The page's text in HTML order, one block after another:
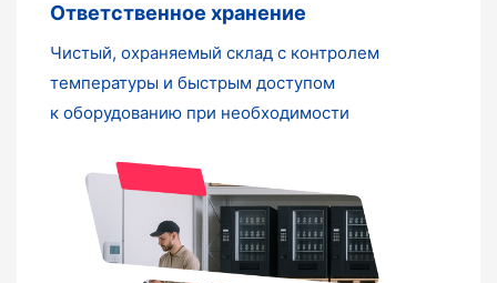
Ответственное хранение
Чистый, охраняемый склад с контролем
температуры и быстрым доступом
к оборудованию при необходимости